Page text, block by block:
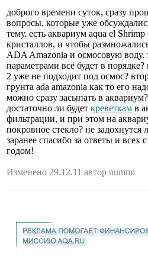
доброго времени суток, сразу
вопросы, которые уже
тему. есть аквариум aqua el
кристаллов, и чтобы
ADA Amazonia и осмосовую воду.
параметрами всё будет в
2 уже не подходит под осмос?
грунта ada amazonia как то его
можно сразу засыпать в
достаточно ли будет креветкам в
фильтрации, и при этом на
покровное стекло? не задохнутся
заранее спасибо за ответы и
годом!
Изменено 29.12.11 автор nummi